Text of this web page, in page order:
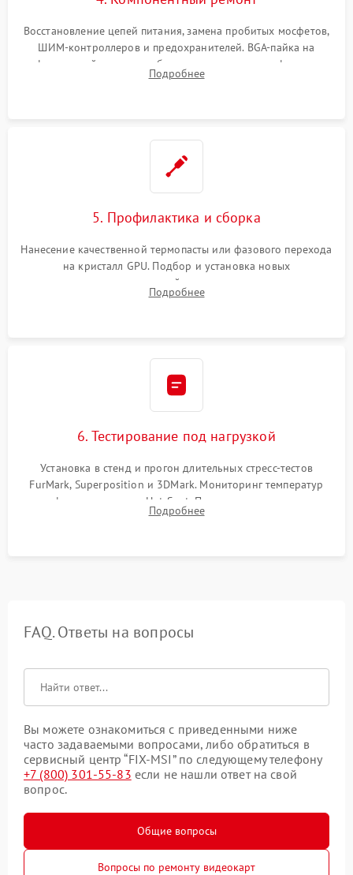
Восстановление цепей питания, замена пробитых мосфетов,
ШИМ-контроллеров и предохранителей. BGA-пайка на
инфракрасной станции реболлинг или замена графического
чипа и дефектной памяти GDDR. Прошивка BIOS
Подробнее
5. Профилактика и сборка
Нанесение качественной термопасты или фазового перехода
на кристалл GPU. Подбор и установка новых
термопрокладок правильной толщины на память и цепи
питания. Монтаж радиатора и бэкплейта, подключение и
Подробнее
6. Тестирование под нагрузкой
Установка в стенд и прогон длительных стресс-тестов
FurMark, Superposition и 3DMark. Мониторинг температур
графического чипа и Hot Spot. Проверка на отсутствие
артефактов изображения, вылетов драйвера и зависаний.
Подробнее
FAQ. Ответы на вопросы
Вы можете ознакомиться с приведенными ниже
часто задаваемыми вопросами, либо обратиться в
сервисный центр “FIX-MSI” по следующему телефону
+7 (800) 301-55-83 если не нашли ответ на свой
вопрос.
Общие вопросы
Вопросы по ремонту видеокарт